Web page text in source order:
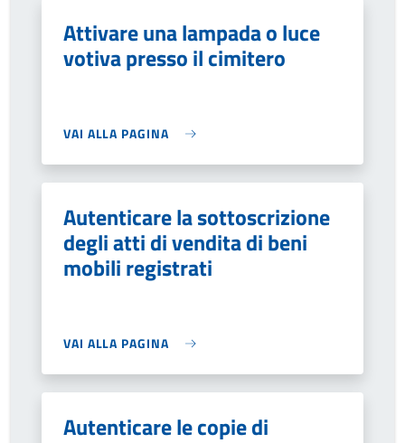
Attivare una lampada o luce
votiva presso il cimitero
VAI ALLA PAGINA
Autenticare la sottoscrizione
degli atti di vendita di beni
mobili registrati
VAI ALLA PAGINA
Autenticare le copie di